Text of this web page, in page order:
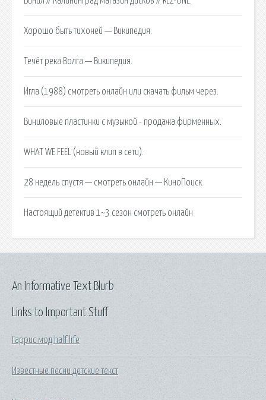
Хорошо быть тихоней — Википедия.
Течёт река Волга — Википедия.
Игла (1988) смотреть онлайн или скачать фильм через.
Виниловые пластинки с музыкой - продажа фирменных.
WHAT WE FEEL (новый клип в сети).
28 недель спустя — смотреть онлайн — КиноПоиск.
Настоящий детектив 1~3 сезон смотреть онлайн
Links to Important Stuff
Гаррис мод half life
Известные песни детские текст
An Informative Text Blurb